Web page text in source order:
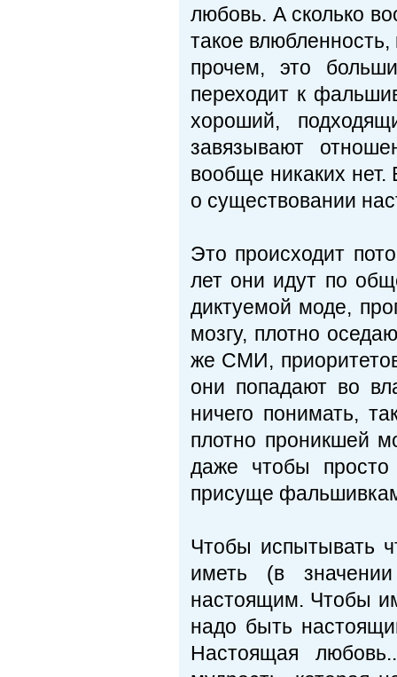
любовь. А сколько
такое
прочем, это
переходит к
хороший,
завязывают
вообще никаких нет.
о существовании
Это происходит
лет они идут по
диктуемой моде,
мозгу, плотно
же СМИ,
они попадают во
ничего понимать,
плотно проникшей
даже чтобы
присуще
Чтобы испытывать
иметь (в
настоящим. Чтобы
надо быть
Настоящая